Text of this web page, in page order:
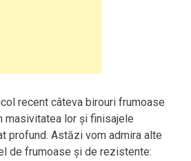
recent câteva birouri frumoase
masivitatea lor şi finisajele
profund. Astăzi vom admira alte
de frumoase şi de rezistente: